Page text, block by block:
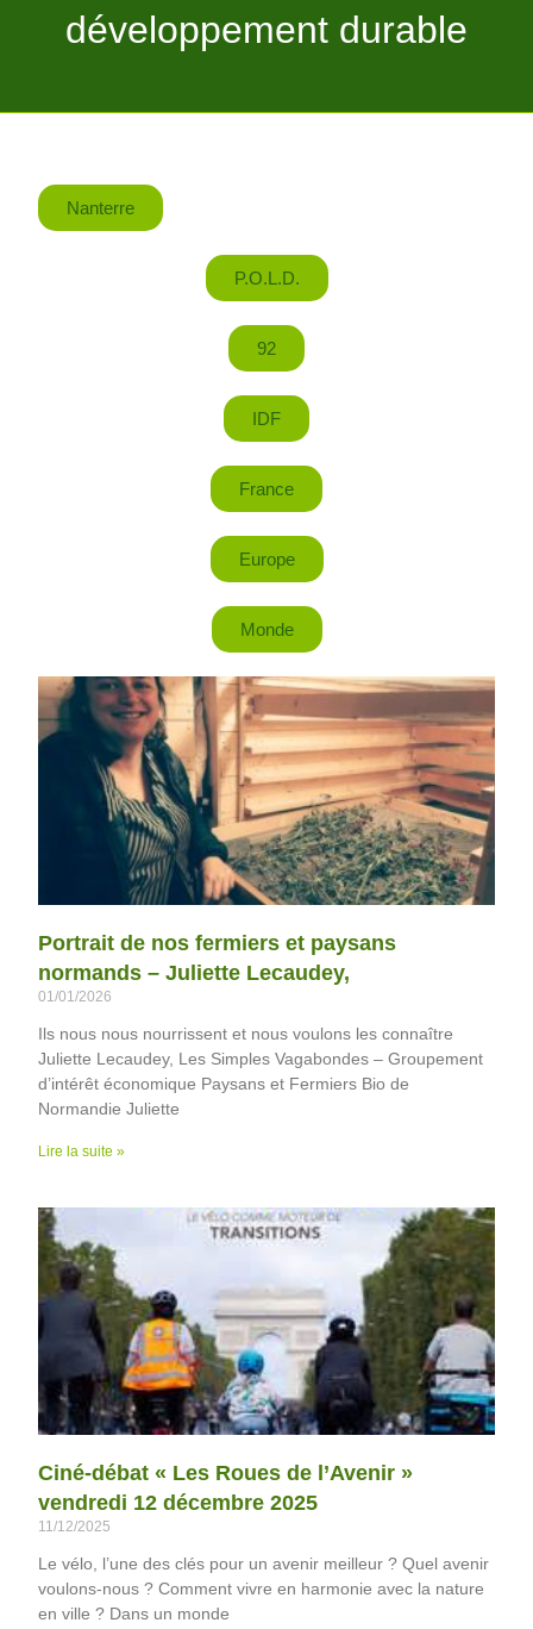
développement durable
Nanterre
P.O.L.D.
92
IDF
France
Europe
Monde
Portrait de nos fermiers et paysans
normands – Juliette Lecaudey,
01/01/2026
Ils nous nous nourrissent et nous voulons les connaître
Juliette Lecaudey, Les Simples Vagabondes – Groupement
d’intérêt économique Paysans et Fermiers Bio de
Normandie Juliette
Lire la suite »
Ciné-débat « Les Roues de l’Avenir »
vendredi 12 décembre 2025
11/12/2025
Le vélo, l’une des clés pour un avenir meilleur ? Quel avenir
voulons-nous ? Comment vivre en harmonie avec la nature
en ville ? Dans un monde